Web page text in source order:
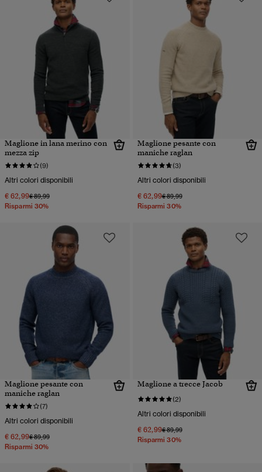
Maglione in lana merino con
mezza zip
(9)
Altri colori disponibili
€ 62,99Prezzo ridotto da
€ 89,99a
Risparmi 30%
Maglione pesante con
maniche raglan
(3)
Altri colori disponibili
€ 62,99Prezzo ridotto da
€ 89,99a
Risparmi 30%
Maglione pesante con
maniche raglan
(7)
Altri colori disponibili
€ 62,99Prezzo ridotto da
€ 89,99a
Risparmi 30%
Maglione a trecce Jacob
(2)
Altri colori disponibili
€ 62,99Prezzo ridotto da
€ 89,99a
Risparmi 30%